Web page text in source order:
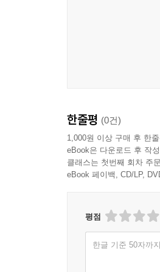
한줄평 (0건)
1,000원 이상 구매 후 한
eBook은 다운로드 후 작
클래스는 첫번째 회차 주
eBook 페이백, CD/LP,
평점
한글 기준 50자까